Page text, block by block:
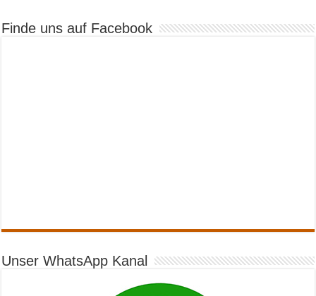
Finde uns auf Facebook
Unser WhatsApp Kanal